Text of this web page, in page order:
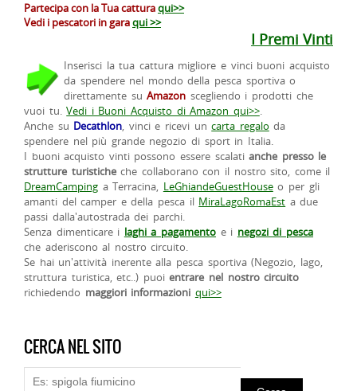
Partecipa con la Tua catturaqui>>
Vedi i pescatori in garaqui >>
I Premi Vinti
Inserisci la tua cattura migliore e vinci buoni acquisto
da spendere nel mondo della pesca sportiva o
direttamente suAmazon scegliendo i prodotti che
vuoi tu.Vedi i Buoni Acquisto di Amazon qui>>.
Anche su Decathlon, vinci e ricevi uncarta regalo da
spendere nel più grande negozio di sport in Italia.
I buoni acquisto vinti possono essere scalatianche presso le
strutture turisticheche collaborano con il nostro sito, come il
DreamCamping a Terracina, LeGhiandeGuestHouseo per gli
amanti del camper e della pesca il MiraLagoRomaEst a due
passi dalla'autostrada dei parchi.
Senza dimenticare i laghi a pagamento e i negozi di pesca
che aderiscono al nostro circuito.
Se hai un'attività inerente alla pesca sportiva (Negozio, lago,
struttura turistica, etc..) puoientrare nel nostro circuito
richiedendo maggiori informazioni qui>>
CERCA NEL SITO